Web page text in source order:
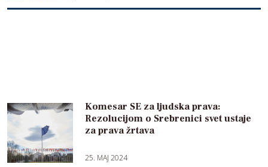
Komesar SE za ljudska prava:
Rezolucijom o Srebrenici svet ustaje
za prava žrtava
25. MAJ 2024